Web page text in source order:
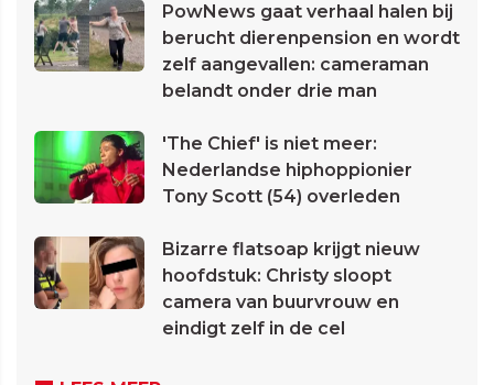
PowNews gaat verhaal halen bij
berucht dierenpension en wordt
zelf aangevallen: cameraman
belandt onder drie man
'The Chief' is niet meer:
Nederlandse hiphoppionier
Tony Scott (54) overleden
Bizarre flatsoap krijgt nieuw
hoofdstuk: Christy sloopt
camera van buurvrouw en
eindigt zelf in de cel